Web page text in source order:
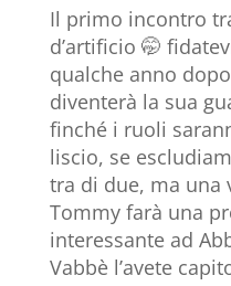
Il primo incontro
d’artificio 🤭
qualche anno
diventerà la sua
finché i ruoli
liscio, se
tra di due, ma una
Tommy farà una
interessante ad
Vabbè l’avete